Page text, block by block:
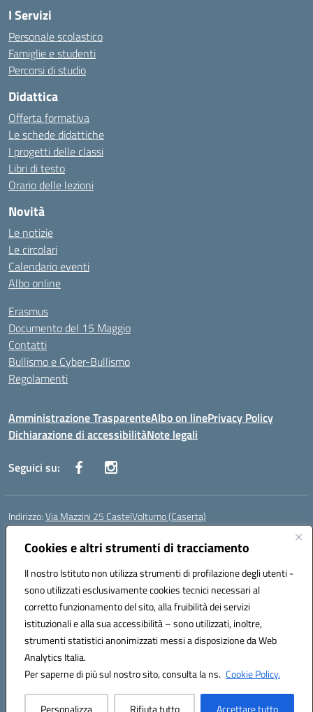
Cookies e altri strumenti di tracciamento
Il nostro Istituto non utilizza strumenti di profilazione degli utenti -
sono utilizzati esclusivamente cookies tecnici necessari al
corretto funzionamento del sito, alla fruibilità dei servizi
istituzionali e alla sua accessibilità – sono utilizzati, inoltre,
strumenti statistici anonimizzati messi a disposizione da Web
Analytics Italia.
Per saperne di più sul nostro sito, consulta la ns. Cookie Policy.
Personalizza Rifiuta tutto Accettare tutto
I Servizi
Personale scolastico
Famiglie e studenti
Percorsi di studio
Didattica
Offerta formativa
Le schede didattiche
I progetti delle classi
Libri di testo
Orario delle lezioni
Novità
Le notizie
Le circolari
Calendario eventi
Albo online
Erasmus
Documento del 15 Maggio
Contatti
Bullismo e Cyber-Bullismo
Regolamenti
Amministrazione TrasparenteAlbo on linePrivacy Policy
Dichiarazione di accessibilitàNote legali
Seguici su:
Indirizzo:Via Mazzini 25 CastelVolturno (Caserta)
Centralino:
Posta elettronica certificata (PEC):ceis014005@pec.istruzione.it
Codice fiscale: 93063510619
Codice meccanografico:CEIS014005
Codice Indice delle Pubbliche Amministrazioni (IPA): istsc_ceis014005
Codice unico di fatturazione (CUF): UOU8EW
Hosting & Powered by 3D Solution S.r.l.
Concept & Design by Designers Italia